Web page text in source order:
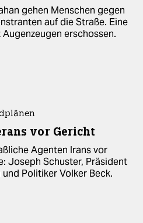
gehen Menschen gegen
auf die Straße. Eine
erschossen.
vor Gericht
Agenten Irans vor
Joseph Schuster, Präsident
Politiker Volker Beck.